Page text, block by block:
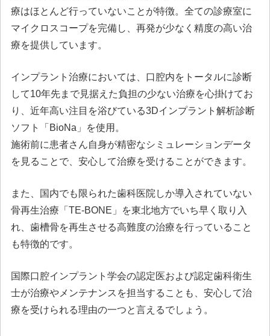
療はほとんど行っていないことが特徴。全ての診療室に
マイクロスコープを完備し、再発が少なく精度の高い治
療を提供しています。
インプラント治療においては、口腔内をトータルに診断
して10年先まで見据えた負担の少ない治療を心掛けてお
り、近年高い注目を浴びている3Dインプラント解析診断
ソフト「BioNa」を使用。
施術前に患者さん自身が精密なシミュレーションデータ
を見ることで、安心して治療を受けることができます。
また、国内でも限られた歯科医院しか導入されていない
骨再生治療「TE-BONE」を東北地方でいち早く取り入
れ、歯槽骨を再生させる高難度の治療を行っていること
も特徴的です。
国際口腔インプラント学会の認定医および認定歯科衛生
士が治療やメンテナンスを担当することも、安心して治
療を受けられる理由の一つと言えるでしょう。